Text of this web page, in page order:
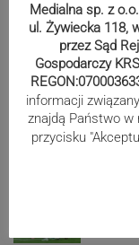
Sport
Medialna sp. z
ul. Żywiecka 118,
przez Sąd
Gospodarczy
informacji
znajdą Państwo w
przycisku